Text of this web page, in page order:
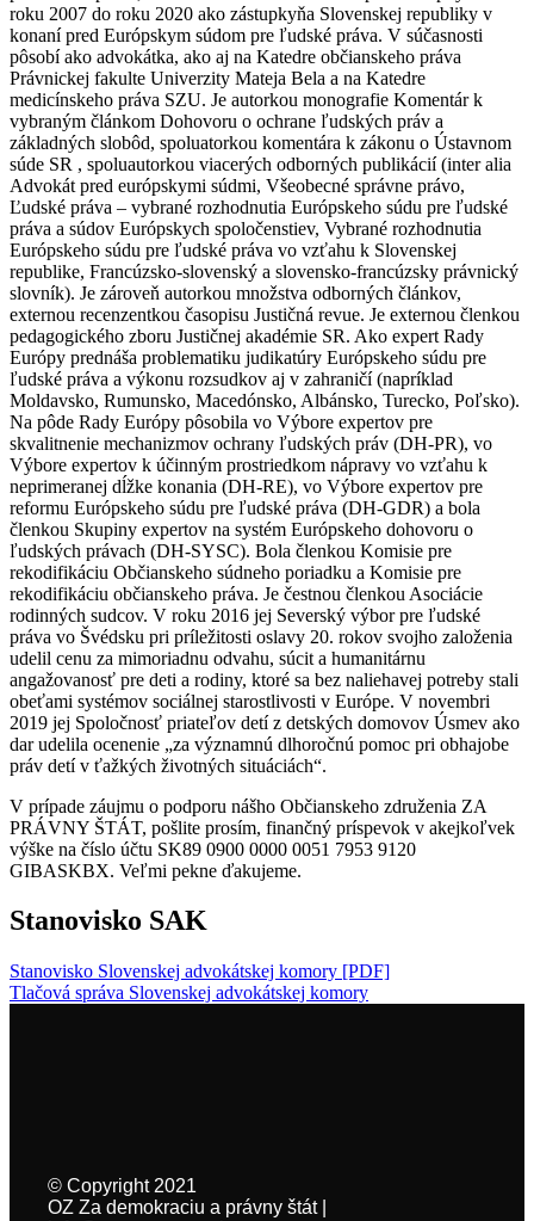
roku 2007 do roku 2020 ako zástupkyňa Slovenskej republiky v
konaní pred Európskym súdom pre ľudské práva. V súčasnosti
pôsobí ako advokátka, ako aj na Katedre občianskeho práva
Právnickej fakulte Univerzity Mateja Bela a na Katedre
medicínskeho práva SZU. Je autorkou monografie Komentár k
vybraným článkom Dohovoru o ochrane ľudských práv a
základných slobôd, spoluatorkou komentára k zákonu o Ústavnom
súde SR , spoluautorkou viacerých odborných publikácií (inter alia
Advokát pred európskymi súdmi, Všeobecné správne právo,
Ľudské práva ‒ vybrané rozhodnutia Európskeho súdu pre ľudské
práva a súdov Európskych spoločenstiev, Vybrané rozhodnutia
Európskeho súdu pre ľudské práva vo vzťahu k Slovenskej
republike, Francúzsko-slovenský a slovensko-francúzsky právnický
slovník). Je zároveň autorkou množstva odborných článkov,
externou recenzentkou časopisu Justičná revue. Je externou členkou
pedagogického zboru Justičnej akadémie SR. Ako expert Rady
Európy prednáša problematiku judikatúry Európskeho súdu pre
ľudské práva a výkonu rozsudkov aj v zahraničí (napríklad
Moldavsko, Rumunsko, Macedónsko, Albánsko, Turecko, Poľsko).
Na pôde Rady Európy pôsobila vo Výbore expertov pre
skvalitnenie mechanizmov ochrany ľudských práv (DH-PR), vo
Výbore expertov k účinným prostriedkom nápravy vo vzťahu k
neprimeranej dĺžke konania (DH-RE), vo Výbore expertov pre
reformu Európskeho súdu pre ľudské práva (DH-GDR) a bola
členkou Skupiny expertov na systém Európskeho dohovoru o
ľudských právach (DH-SYSC). Bola členkou Komisie pre
rekodifikáciu Občianskeho súdneho poriadku a Komisie pre
rekodifikáciu občianskeho práva. Je čestnou členkou Asociácie
rodinných sudcov. V roku 2016 jej Severský výbor pre ľudské
práva vo Švédsku pri príležitosti oslavy 20. rokov svojho založenia
udelil cenu za mimoriadnu odvahu, súcit a humanitárnu
angažovanosť pre deti a rodiny, ktoré sa bez naliehavej potreby stali
obeťami systémov sociálnej starostlivosti v Európe. V novembri
2019 jej Spoločnosť priateľov detí z detských domovov Úsmev ako
dar udelila ocenenie „za významnú dlhoročnú pomoc pri obhajobe
práv detí v ťažkých životných situáciách“.​
V prípade záujmu o podporu nášho Občianskeho združenia ZA
PRÁVNY ŠTÁT, pošlite prosím, finančný príspevok v akejkoľvek
výške na číslo účtu SK89 0900 0000 0051 7953 9120
GIBASKBX. Veľmi pekne ďakujeme.
Stanovisko SAK
Stanovisko Slovenskej advokátskej komory [PDF]
Tlačová správa Slovenskej advokátskej komory
© Copyright 2021
OZ Za demokraciu a právny štát |